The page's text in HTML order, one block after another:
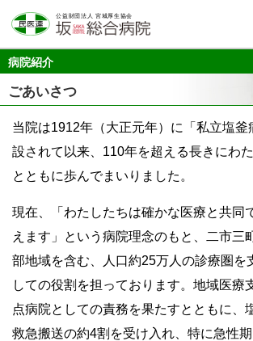
病院紹介
ごあいさつ
当院は1912年（大正元年）に「私立塩釜
設されて以来、110年を超える長きにわ
とともに歩んでまいりました。
現在、「わたしたちは確かな医療と共同
えます」という病院理念のもと、二市三
部地域を含む、人口約25万人の診療圏を
しての役割を担っております。地域医療
点病院としての責務を果たすとともに、
救急搬送の約4割を受け入れ、特に急性